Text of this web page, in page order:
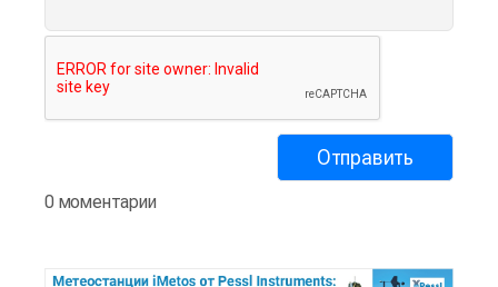
0 моментарии